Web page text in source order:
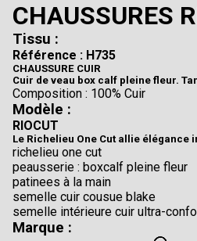
CHAUSSURES
Tissu :
Référence : H735
CHAUSSURE CUIR
Cuir de veau box calf pleine fleur.
Composition : 100% Cuir
Modèle :
RIOCUT
Le Richelieu One Cut allie élégance
richelieu one cut
peausserie : boxcalf pleine fleur
patinees à la main
semelle cuir cousue blake
semelle intérieure cuir ultra-
Marque :